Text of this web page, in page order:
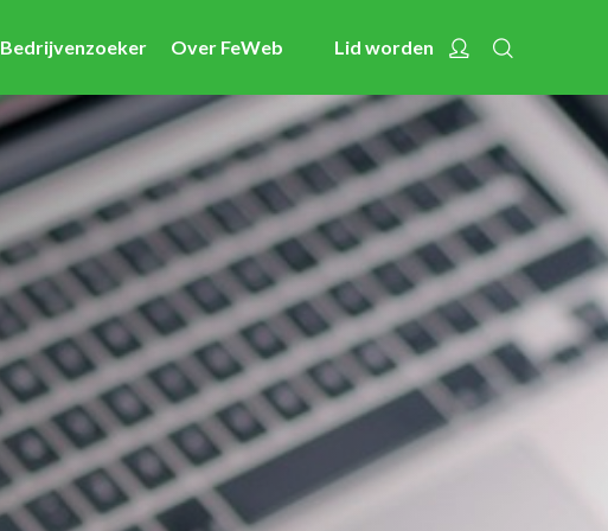
Bedrijvenzoeker Over FeWeb Lid worden Account
Nieuws
Activiteiten
Cases
Expertise
Toolbox
Bedrijvenzoeker
Over FeWeb
Lid worden Account